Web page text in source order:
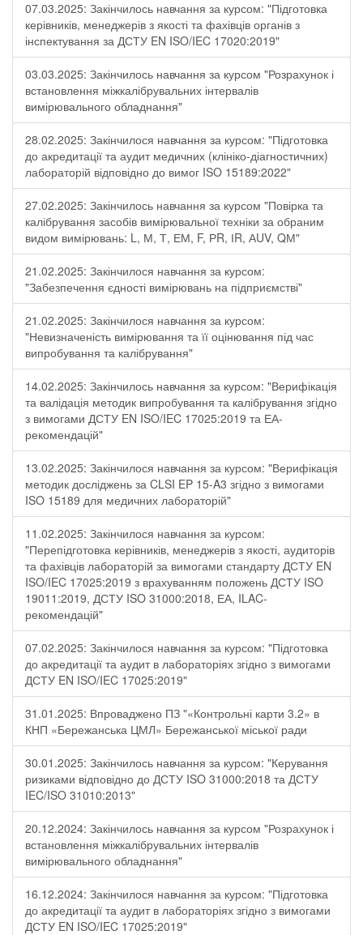
07.03.2025: Закінчилось навчання за курсом: "Підготовка
керівників, менеджерів з якості та фахівців органів з
інспектування за ДСТУ EN ISO/IEC 17020:2019"
03.03.2025: Закінчилось навчання за курсом "Розрахунок і
встановлення міжкалібрувальних інтервалів
вимірювального обладнання"
28.02.2025: Закінчилося навчання за курсом: "Підготовка
до акредитації та аудит медичних (клініко-діагностичних)
лабораторій відповідно до вимог ISO 15189:2022"
27.02.2025: Закінчилось навчання за курсом "Повірка та
калібрування засобів вимірювальної техніки за обраним
видом вимірювань: L, М, Т, ЕМ, F, РR, ІR, АUV, QМ"
21.02.2025: Закінчилося навчання за курсом:
"Забезпечення єдності вимірювань на підприємстві"
21.02.2025: Закінчилося навчання за курсом:
"Невизначеність вимірювання та її оцінювання під час
випробування та калібрування"
14.02.2025: Закінчилось навчання за курсом: "Верифікація
та валідація методик випробування та калібрування згідно
з вимогами ДСТУ EN ISO/IEC 17025:2019 та ЕА-
рекомендацій"
13.02.2025: Закінчилося навчання за курсом: "Верифікація
методик досліджень за CLSI EP 15-A3 згідно з вимогами
ISO 15189 для медичних лабораторій"
11.02.2025: Закінчилося навчання за курсом:
"Перепідготовка керівників, менеджерів з якості, аудиторів
та фахівців лабораторій за вимогами стандарту ДСТУ EN
ISO/IEC 17025:2019 з врахуванням положень ДСТУ ISO
19011:2019, ДСТУ ISO 31000:2018, ЕА, ILAC-
рекомендацій"
07.02.2025: Закінчилося навчання за курсом: "Підготовка
до акредитації та аудит в лабораторіях згідно з вимогами
ДСТУ EN ISO/IEC 17025:2019"
31.01.2025: Впроваджено ПЗ "«Контрольні карти 3.2» в
КНП «Бережанська ЦМЛ» Бережанської міської ради
30.01.2025: Закінчилось навчання за курсом: "Керування
ризиками відповідно до ДСТУ ISO 31000:2018 та ДСТУ
IEC/ISO 31010:2013"
20.12.2024: Закінчилось навчання за курсом "Розрахунок і
встановлення міжкалібрувальних інтервалів
вимірювального обладнання"
16.12.2024: Закінчилося навчання за курсом: "Підготовка
до акредитації та аудит в лабораторіях згідно з вимогами
ДСТУ EN ISO/IEC 17025:2019"